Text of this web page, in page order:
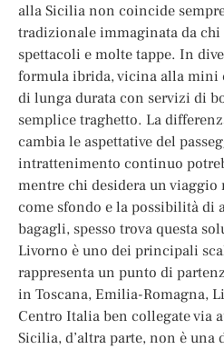
alla Sicilia non coincide
tradizionale immaginata da chi
spettacoli e molte tappe. In
formula ibrida, vicina alla mini
di lunga durata con servizi di
semplice traghetto. La
cambia le aspettative del
intrattenimento continuo
mentre chi desidera un
come sfondo e la possibilità di
bagagli, spesso trova questa
Livorno è uno dei principali
rappresenta un punto di
in Toscana, Emilia-Romagna,
Centro Italia ben collegate via
Sicilia, d’altra parte, non è